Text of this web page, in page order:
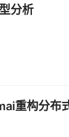
分析
重构分布